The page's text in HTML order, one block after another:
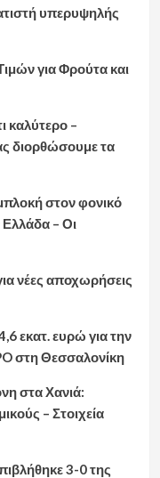
υπερυψηλής
για Φρούτα και
καλύτερο –
διορθώσουμε τα
στον φονικό
– Οι
νέες αποχωρήσεις
εκατ. ευρώ για την
στη Θεσσαλονίκη
στα Χανιά:
– Στοιχεία
3-0 της